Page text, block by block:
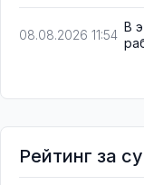
08.08.2026 11:54
В
Рейтинг за